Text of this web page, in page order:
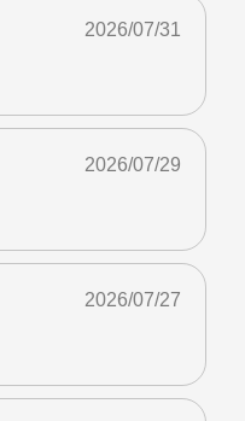
2026/07/31
2026/07/29
2026/07/27